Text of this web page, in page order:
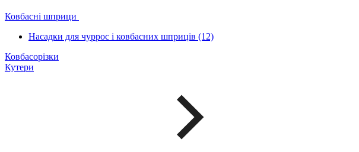
Ковбасні шприци
Насадки для чуррос і ковбасних шприців (12)
Ковбасорізки
Кутери